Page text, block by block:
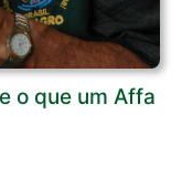
o que um Affa